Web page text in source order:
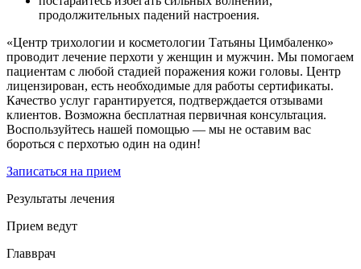
продолжительных падений настроения.
«Центр трихологии и косметологии Татьяны Цимбаленко»
проводит лечение перхоти у женщин и мужчин. Мы помогаем
пациентам с любой стадией поражения кожи головы. Центр
лицензирован, есть необходимые для работы сертификаты.
Качество услуг гарантируется, подтверждается отзывами
клиентов. Возможна бесплатная первичная консультация.
Воспользуйтесь нашей помощью — мы не оставим вас
бороться с перхотью один на один!
Записаться на прием
Результаты лечения
Прием ведут
Главврач